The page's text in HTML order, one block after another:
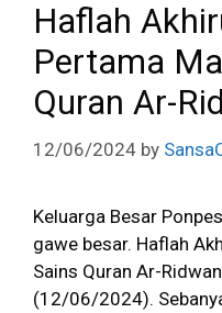
Haflah
Pertama
Quran Ar-
12/06/2024 by
Keluarga Besar
gawe besar. Haflah
Sains Quran Ar-
(12/06/2024).